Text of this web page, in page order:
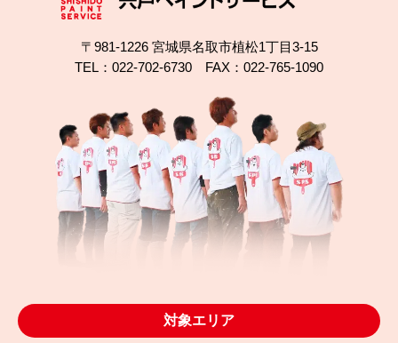
〒981-1226 宮城県名取市植松1丁目3-15
TEL：022-702-6730 FAX：022-765-1090
対象エリア